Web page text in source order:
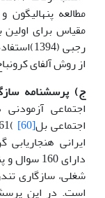
مقیاس برای اولین
رجبی
از روش آلفای کرونباخ 83/0. محاسبه
ج) پرسشنامه
اجتماعی
اجتماعی بل[60]
ایرانی
دارای
شغلی، سازگاری
است. در این